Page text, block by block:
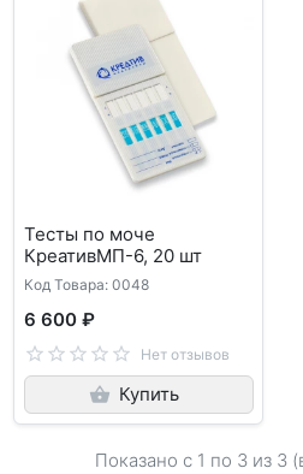
Тесты по моче
КреативМП-6, 20 шт
Код Товара: 0048
6 600 ₽
Нет отзывов
Купить
Показано с 1 по 3 из 3